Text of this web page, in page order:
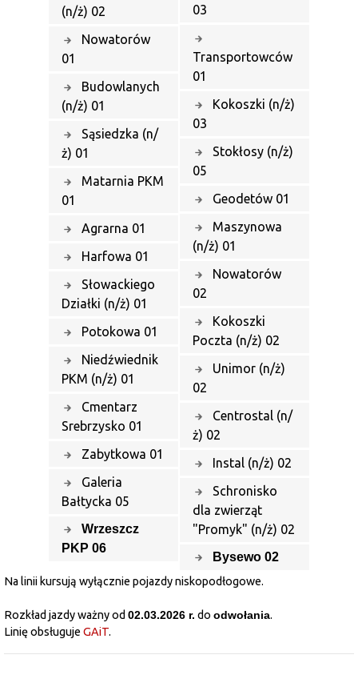
(n/ż) 02
Nowatorów
01
Budowlanych
(n/ż) 01
Sąsiedzka (n/
ż) 01
Matarnia PKM
01
Agrarna 01
Harfowa 01
Słowackiego
Działki (n/ż) 01
Potokowa 01
Niedźwiednik
PKM (n/ż) 01
Cmentarz
Srebrzysko 01
Zabytkowa 01
Galeria
Bałtycka 05
Wrzeszcz
PKP 06
03
Transportowców
01
Kokoszki (n/ż)
03
Stokłosy (n/ż)
05
Geodetów 01
Maszynowa
(n/ż) 01
Nowatorów
02
Kokoszki
Poczta (n/ż) 02
Unimor (n/ż)
02
Centrostal (n/
ż) 02
Instal (n/ż) 02
Schronisko
dla zwierząt
"Promyk" (n/ż) 02
Bysewo 02
Na linii kursują wyłącznie pojazdy niskopodłogowe.
Rozkład jazdy ważny od 02.03.2026 r. do odwołania.
Linię obsługuje GAiT.